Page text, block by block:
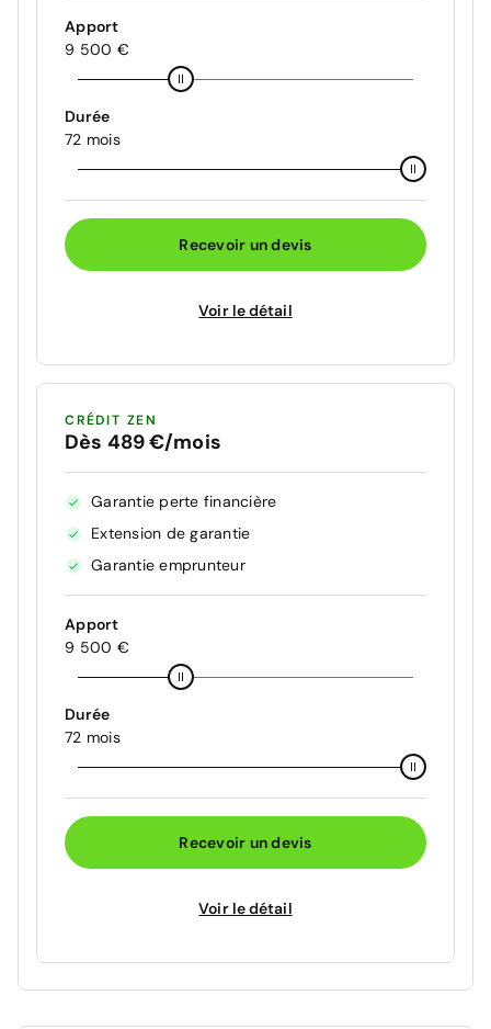
Apport
9 500 €
Durée
72 mois
Recevoir un devis
Voir le détail
CRÉDIT ZEN
Dès 489 €/mois
Garantie perte financière
Extension de garantie
Garantie emprunteur
Apport
9 500 €
Durée
72 mois
Recevoir un devis
Voir le détail